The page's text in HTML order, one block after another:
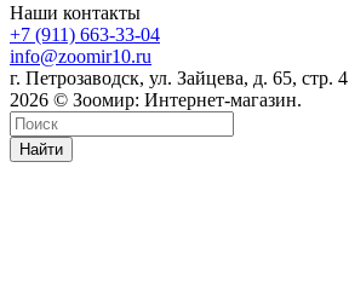
Наши контакты
+7 (911) 663-33-04
info@zoomir10.ru
г. Петрозаводск, ул. Зайцева, д. 65, стр. 4
2026 © Зоомир: Интернет-магазин.
Найти